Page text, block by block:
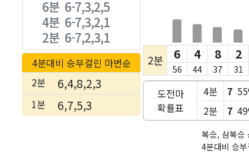
6분 6-7,3,2,5
4분 6-7,3,2,1
2분 6-7,2,3,1
4분대비 승부걸린 마번순
2분
6,4,8,2,3
1분 6,7,5,3
2분 6 4 8 2
56 44 37 31
도전마
확률표
4분 7
2분
7
복승, 삼복승
4분대비 승